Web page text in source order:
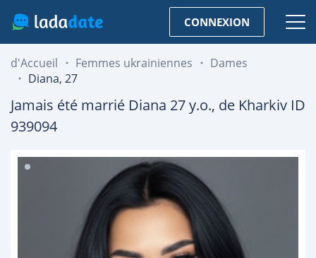
CONNEXION
d'Accueil Femmes ukrainiennes
Dames
Diana, 27
Jamais été marrié Diana 27y.o., de Kharkiv ID
939094